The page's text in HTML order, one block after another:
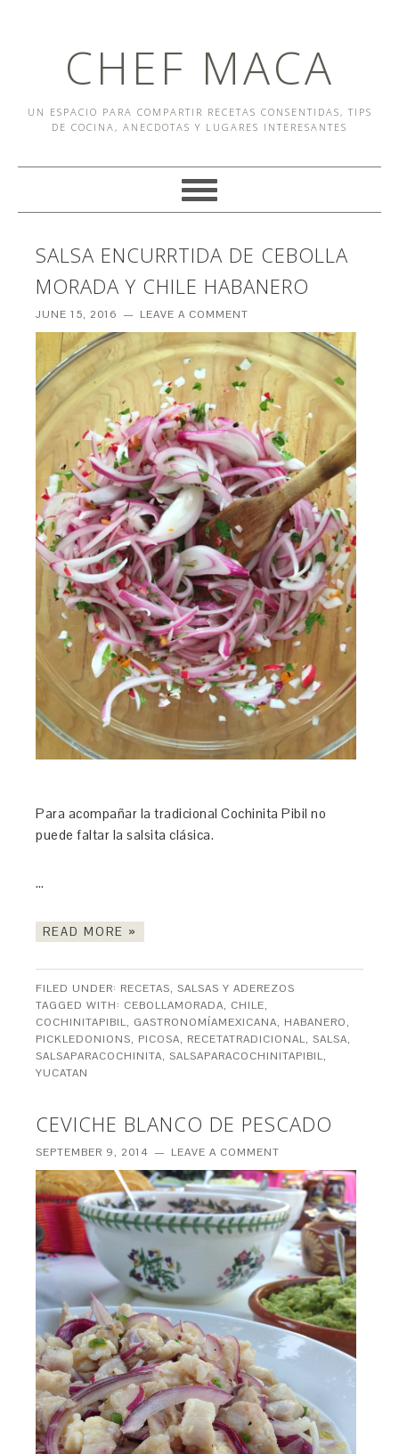
CHEF MACA
UN ESPACIO PARA COMPARTIR RECETAS CONSENTIDAS, TIPS
DE COCINA, ANECDOTAS Y LUGARES INTERESANTES
SALSA ENCURRTIDA DE CEBOLLA
MORADA Y CHILE HABANERO
JUNE 15, 2016 LEAVE A COMMENT
Para acompañar la tradicional Cochinita Pibil no
puede faltar la salsita clásica.
…
READ MORE »
FILED UNDER: RECETAS,SALSAS Y ADEREZOS
TAGGED WITH: CEBOLLAMORADA, CHILE,
COCHINITAPIBIL, GASTRONOMÍAMEXICANA, HABANERO,
PICKLEDONIONS, PICOSA, RECETATRADICIONAL,SALSA,
SALSAPARACOCHINITA,SALSAPARACOCHINITAPIBIL,
YUCATAN
CEVICHE BLANCO DE PESCADO
SEPTEMBER 9, 2014 LEAVE A COMMENT